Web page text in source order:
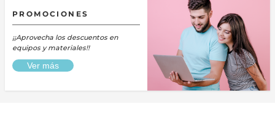
PROMOCIONES
¡¡Aprovecha los descuentos en
equipos y materiales!!
Ver más